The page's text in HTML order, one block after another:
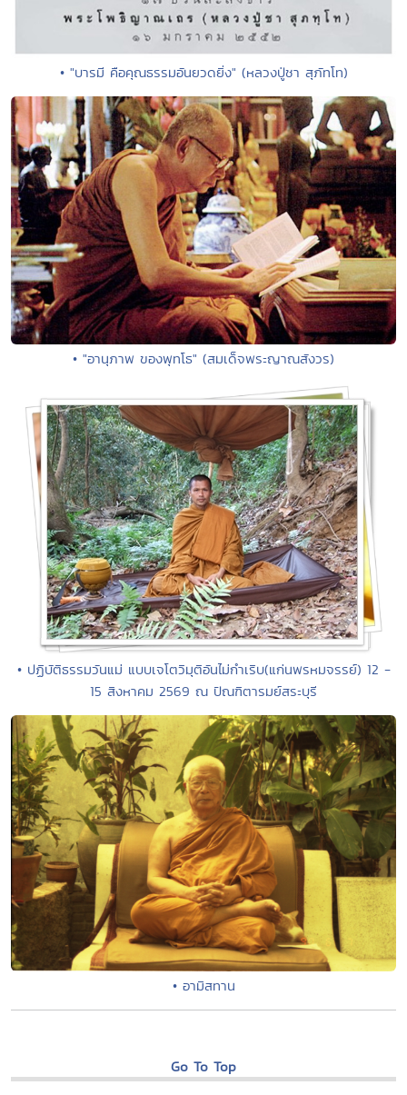
• "บารมี คือคุณธรรมอันยวดยิ่ง" (หลวงปู่ชา สุภัทโท)
• "อานุภาพ ของพุทโธ" (สมเด็จพระญาณสังวร)
• ปฏิบัติธรรมวันแม่ แบบเจโตวิมุติอันไม่กำเริบ(แก่นพรหมจรรย์) 12 -
15 สิงหาคม 2569 ณ ปัณฑิตารมย์สระบุรี
• อามิสทาน
Go To Top